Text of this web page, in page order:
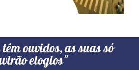
ouvidos, as suas só
elogios"